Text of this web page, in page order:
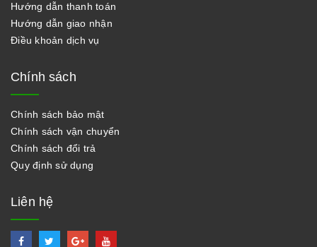
Hướng dẫn thanh toán
Hướng dẫn giao nhận
Điều khoản dịch vụ
Chính sách
Chính sách bảo mật
Chính sách vận chuyển
Chính sách đổi trả
Quy định sử dụng
Liên hệ